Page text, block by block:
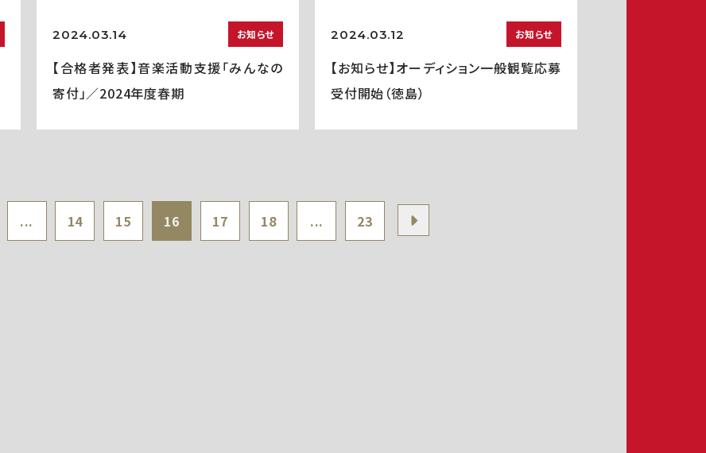
2024.03.14 お知らせ
【合格者発表】音楽活動支援「みんなの
寄付」／2024年度春期
2024.03.12 お知らせ
【お知らせ】オーディション一般観覧応募
受付開始（徳島）
... 14 15 16 17 18 ... 23